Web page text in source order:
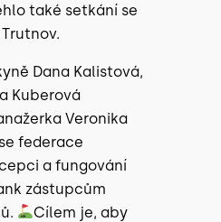
také setkání se
Dana Kalistová,
Kuberová
Veronika
federace
a fungování
zástupcům
Cílem je, aby